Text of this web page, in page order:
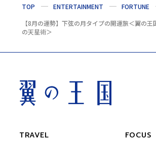
TOP ENTERTAINMENT
FORTUNE
【8月の運勢】下弦の月タイプの開運旅＜翼の
の天星術＞
TRAVEL FOCUS